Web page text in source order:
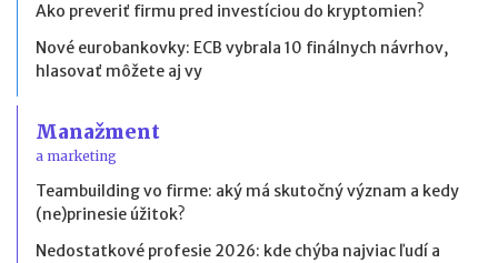
Ako preveriť firmu pred investíciou do kryptomien?
Nové eurobankovky: ECB vybrala 10 finálnych návrhov,
hlasovať môžete aj vy
Manažment
a marketing
Teambuilding vo firme: aký má skutočný význam a kedy
(ne)prinesie úžitok?
Nedostatkové profesie 2026: kde chýba najviac ľudí a